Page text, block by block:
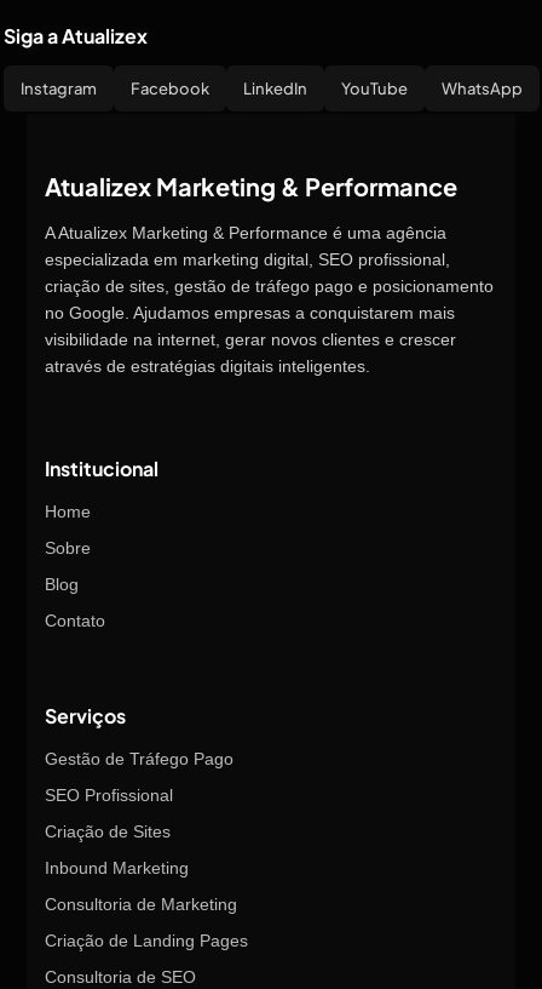
Siga a Atualizex
Instagram Facebook LinkedIn YouTube WhatsApp
Atualizex Marketing & Performance
A Atualizex Marketing & Performance é uma agência
especializada em marketing digital, SEO profissional,
criação de sites, gestão de tráfego pago e posicionamento
no Google. Ajudamos empresas a conquistarem mais
visibilidade na internet, gerar novos clientes e crescer
através de estratégias digitais inteligentes.
Institucional
Home
Sobre
Blog
Contato
Serviços
Gestão de Tráfego Pago
SEO Profissional
Criação de Sites
Inbound Marketing
Consultoria de Marketing
Criação de Landing Pages
Consultoria de SEO